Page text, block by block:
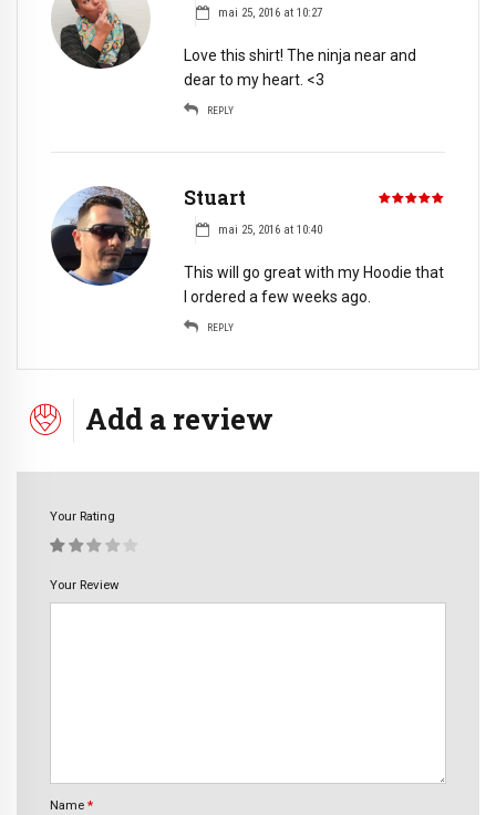
mai 25, 2016 at 10:27
Love this shirt! The ninja near and
dear to my heart. <3
REPLY
Stuart
mai 25, 2016 at 10:40
out of 5
This will go great with my Hoodie that
I ordered a few weeks ago.
REPLY
Add a review
Your Rating
Your Review
Name *